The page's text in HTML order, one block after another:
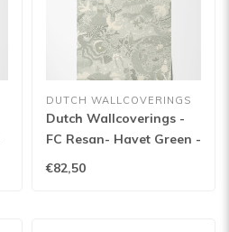
DUTCH WALLCOVERINGS
Dutch Wallcoverings -
FC Resan- Havet Green -
29017
€82,50